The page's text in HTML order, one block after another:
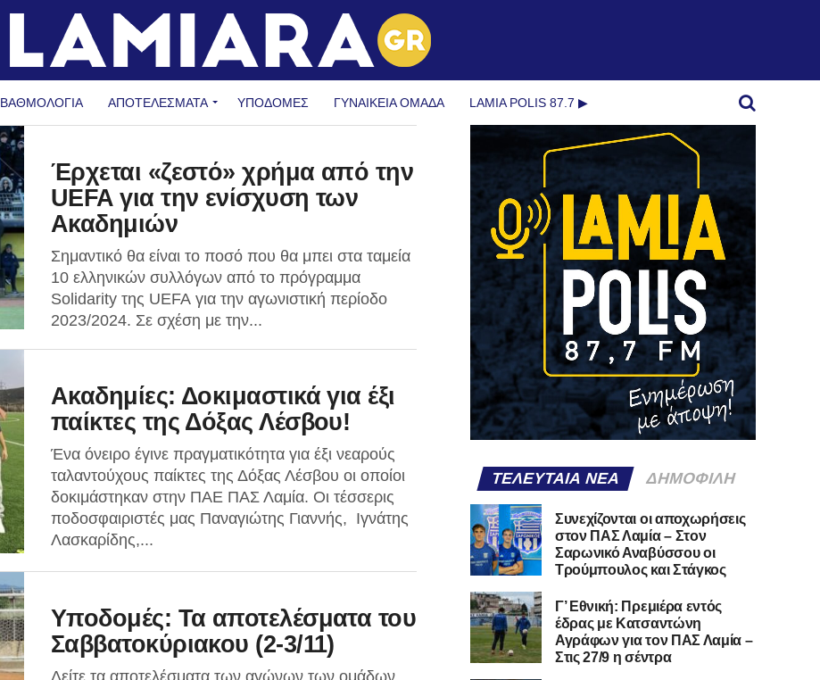
ΒΑΘΜΟΛΟΓΙΑ ΑΠΟΤΕΛΕΣΜΑΤΑ ΥΠΟΔΟΜΈΣ ΓΥΝΑΙΚΕΊΑ ΟΜΆΔΑ LAMIA POLIS 87.7 ▶︎
Έρχεται «ζεστό» χρήμα από την
UEFA για την ενίσχυση των
Ακαδημιών
Σημαντικό θα είναι το ποσό που θα μπει στα ταμεία
10 ελληνικών συλλόγων από το πρόγραμμα
Solidarity της UEFA για την αγωνιστική περίοδο
2023/2024. Σε σχέση με την...
Ακαδημίες: Δοκιμαστικά για έξι
παίκτες της Δόξας Λέσβου!
Ένα όνειρο έγινε πραγματικότητα για έξι νεαρούς
ταλαντούχους παίκτες της Δόξας Λέσβου οι οποίοι
δοκιμάστηκαν στην ΠΑΕ ΠΑΣ Λαμία. Οι τέσσερις
ποδοσφαιριστές μας Παναγιώτης Γιαννής, Ιγνάτης
Λασκαρίδης,...
Υποδομές: Τα αποτελέσματα του
Σαββατοκύριακου (2-3/11)
Δείτε τα αποτελέσματα των αγώνων των ομάδων
ΤΕΛΕΥΤΑΊΑ ΝΈΑ ΔΗΜΟΦΙΛΉ
Συνεχίζονται οι αποχωρήσεις
στον ΠΑΣ Λαμία – Στον
Σαρωνικό Αναβύσσου οι
Τρούμπουλος και Στάγκος
Γ’ Εθνική: Πρεμιέρα εντός
έδρας με Κατσαντώνη
Αγράφων για τον ΠΑΣ Λαμία –
Στις 27/9 η σέντρα